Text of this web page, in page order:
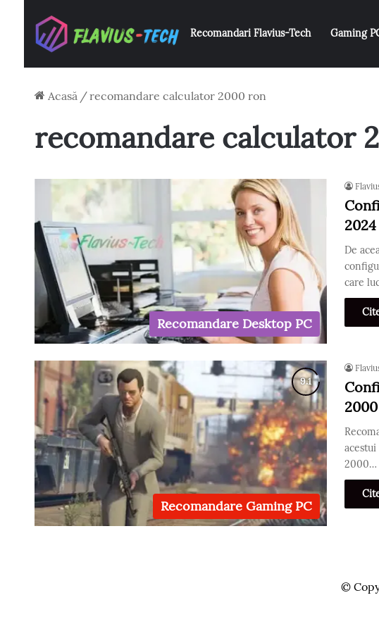
Recomandari Flavius-Tech Gaming
Acasă /recomandare calculator 2000 ron
recomandare calculator
Recomandare Desktop PC
2024
De
care
Recomandare Gaming PC
2000…
©